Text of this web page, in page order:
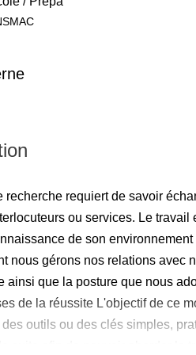
recherche requiert de savoir
ou services. Le travail
de son
nous gérons nos relations avec
ainsi que la posture que nous
de la réussite L'objectif de ce
outils ou des clés simples,